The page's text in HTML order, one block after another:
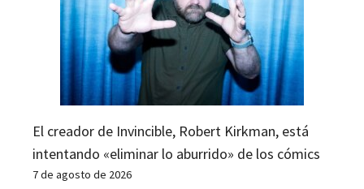
El creador de Invincible, Robert Kirkman, está
intentando «eliminar lo aburrido» de los cómics
7 de agosto de 2026